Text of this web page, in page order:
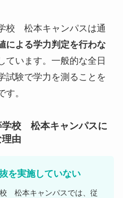
校 松本キャンパスは通
による学力判定を行わな
ています。一般的な全日
試験で学力を測ることを
。
学校 松本キャンパスに
由
を実施していない
松本キャンパスでは、従